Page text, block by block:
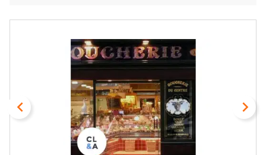
navigate_before navigate_next